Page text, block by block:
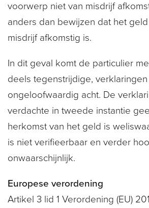
voorwerp niet van misdrijf
anders dan bewijzen dat het
misdrijf afkomstig is.
In dit geval komt de particulier
deels tegenstrijdige,
ongeloofwaardig acht. De
verdachte in tweede instantie
herkomst van het geld is
is niet verifieerbaar en verder
onwaarschijnlijk.
Europese verordening
Artikel 3 lid 1 Verordening (EU)